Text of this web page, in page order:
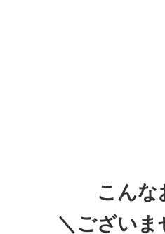
こんな
＼ございま